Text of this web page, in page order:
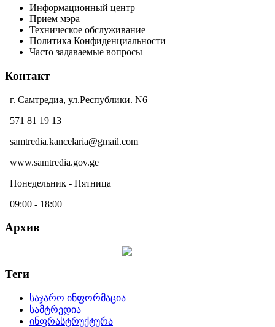
Информационный центр
Прием мэра
Техническое обслуживание
Политика Конфиденциальности
Часто задаваемые вопросы
Контакт
г. Самтредиа, ул.Республики. N6
571 81 19 13
samtredia.kancelaria@gmail.com
www.samtredia.gov.ge
Понедельник - Пятница
09:00 - 18:00
Архив
Теги
საჯარო ინფორმაცია
სამტრედია
ინფრასტრუქტურა